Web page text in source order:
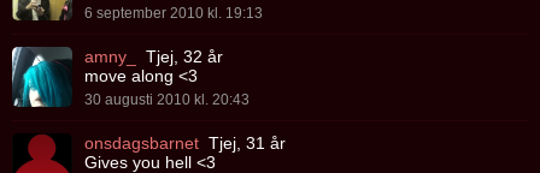
6 september 2010 kl. 19:13
amny_
Tjej, 32 år
move along <3
30 augusti 2010 kl. 20:43
onsdagsbarnet Tjej, 31 år
Gives you hell <3